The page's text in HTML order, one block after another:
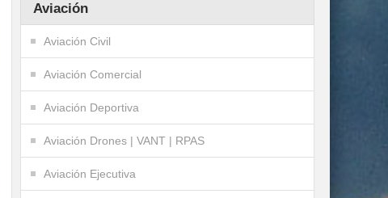
Aviación
Aviación Civil
Aviación Comercial
Aviación Deportiva
Aviación Drones | VANT | RPAS
Aviación Ejecutiva